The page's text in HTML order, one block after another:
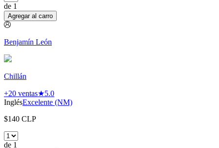
de 1
Agregar al carro
Benjamín León
Chillán
+20 ventas★5.0
InglésExcelente (NM)
$140 CLP
de 1